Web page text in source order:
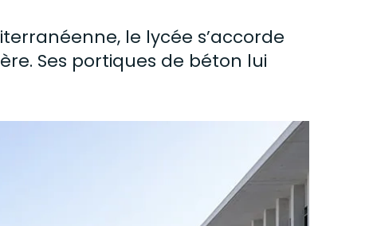
le lycée s’accorde
Ses portiques de béton lui